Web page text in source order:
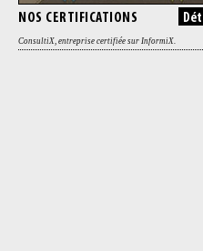
NOS CERTIFICATIONS
ConsultiX, entreprise certifiée sur InformiX.